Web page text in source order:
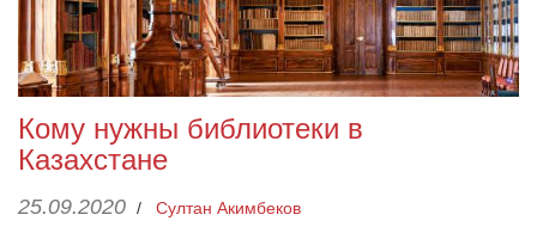
Кому нужны библиотеки в
Казахстане
25.09.2020 / Султан Акимбеков